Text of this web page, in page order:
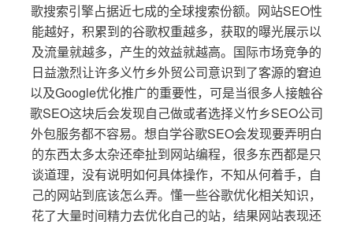
歌搜索引擎占据近七成的全球搜索份额。网站SEO性
能越好，积累到的谷歌权重越多，获取的曝光展示以
及流量就越多，产生的效益就越高。国际市场竞争的
日益激烈让许多义竹乡外贸公司意识到了客源的窘迫
以及Google优化推广的重要性，可是当很多人接触谷
歌SEO这块后会发现自己做或者选择义竹乡SEO公司
外包服务都不容易。想自学谷歌SEO会发现要弄明白
的东西太多太杂还牵扯到网站编程，很多东西都是只
谈道理，没有说明如何具体操作，不知从何着手，自
己的网站到底该怎么弄。懂一些谷歌优化相关知识，
花了大量时间精力去优化自己的站，结果网站表现还